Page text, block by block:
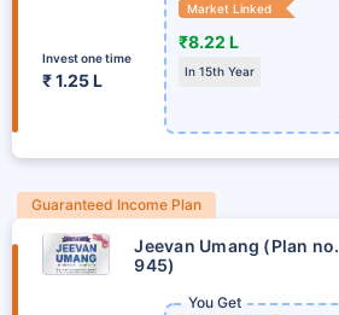
Invest one time
₹ 1.25 L
Market Linked
₹8.22 L
In 15th Year
Guaranteed Income Plan
Jeevan Umang (Plan no.
945)
You Get